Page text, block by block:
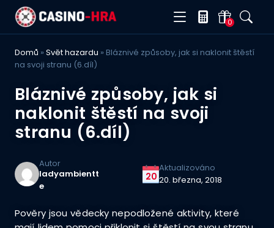
0
Domů » Svět hazardu » Bláznivé způsoby, jak si naklonit štěstí
na svoji stranu (6.díl)
Bláznivé způsoby, jak si
naklonit štěstí na svoji
stranu (6.díl)
Autor
ladyambientt
e
20
Aktualizováno
20. března, 2018
Pověry jsou vědecky nepodložené aktivity, které